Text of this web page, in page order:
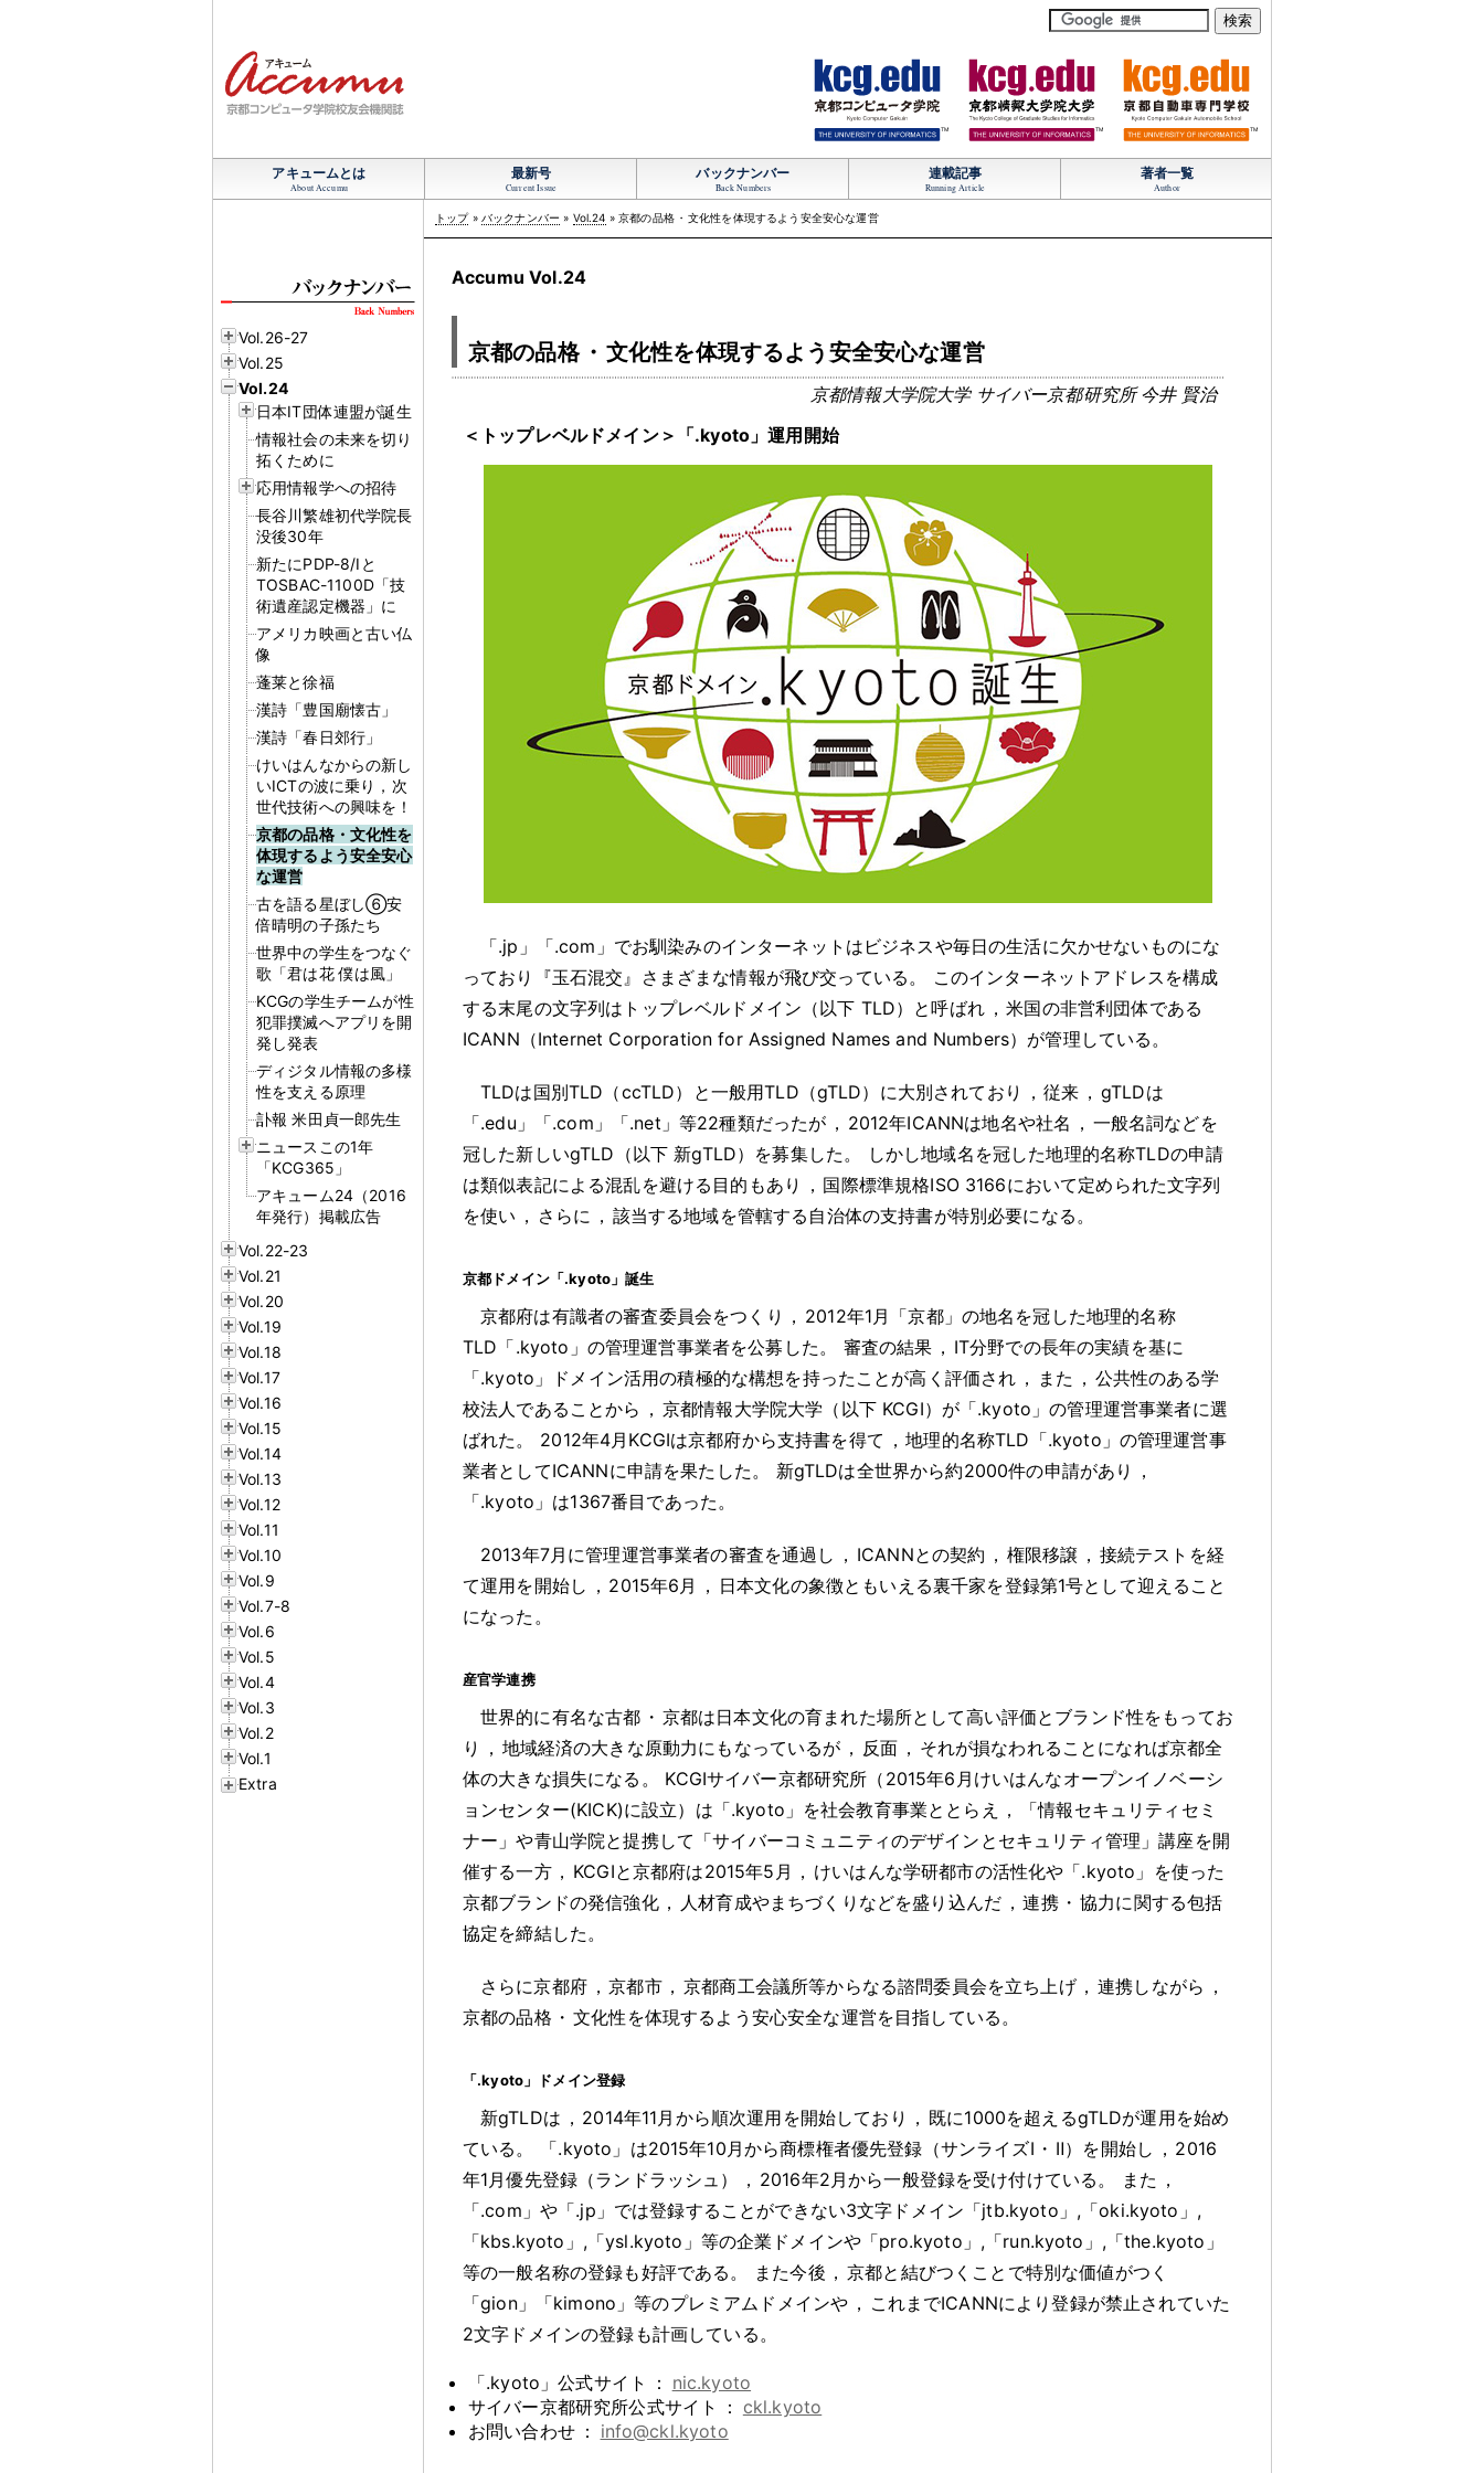
TM TM TM
アキュームとは
About Accumu
最新号
Current Issue
バックナンバー
Back Numbers
連載記事
Running Article
著者一覧
Author
Vol.26-27
Vol.25
Vol.24
日本IT団体連盟が誕生
情報社会の未来を切り
拓くために
応用情報学への招待
長谷川繁雄初代学院長
没後30年
新たにPDP-8/Iと
TOSBAC-1100D「技
術遺産認定機器」に
アメリカ映画と古い仏
像
蓬莱と徐福
漢詩「豊国廟懐古」
漢詩「春日郊行」
けいはんなからの新し
いICTの波に乗り，次
世代技術への興味を！
京都の品格・文化性を
体現するよう安全安心
な運営
古を語る星ぼし⑥安
倍晴明の子孫たち
世界中の学生をつなぐ
歌「君は花 僕は風」
KCGの学生チームが性
犯罪撲滅へアプリを開
発し発表
ディジタル情報の多様
性を支える原理
訃報 米田貞一郎先生
ニュースこの1年
「KCG365」
アキューム24（2016
年発行）掲載広告
Vol.22-23
Vol.21
Vol.20
Vol.19
Vol.18
Vol.17
Vol.16
Vol.15
Vol.14
Vol.13
Vol.12
Vol.11
Vol.10
Vol.9
Vol.7-8
Vol.6
Vol.5
Vol.4
Vol.3
Vol.2
Vol.1
Extra
トップ» バックナンバー » Vol.24 » 京都の品格 ・ 文化性を体現するよう安全安心な運営
Accumu Vol.24
京都の品格 ・ 文化性を体現するよう安全安心な運営
京都情報大学院大学 サイバー京都研究所 今井 賢治
＜トップレベルドメイン＞「.kyoto」運用開始
「.jp」「.com」でお馴染みのインターネットはビジネスや毎日の生活に欠かせないものにな
っており『玉石混交』さまざまな情報が飛び交っている 。
このインターネットアドレスを構成
する末尾の文字列はトップレベルドメイン（以下 TLD）と呼ばれ ， 米国の非営利団体である
ICANN（Internet Corporation for Assigned Names and Numbers）が管理している 。
TLDは国別TLD（ccTLD）と一般用TLD（gTLD）に大別されており ， 従来 ， gTLDは
「.edu」「.com」「.net」等22種類だったが ， 2012年ICANNは地名や社名 ， 一般名詞などを
冠した新しいgTLD（以下 新gTLD）を募集した 。
しかし地域名を冠した地理的名称TLDの申請
は類似表記による混乱を避ける目的もあり
， 国際標準規格ISO 3166において定められた文字列
を使い ， さらに ， 該当する地域を管轄する自治体の支持書が特別必要になる 。
京都ドメイン「.kyoto」誕生
京都府は有識者の審査委員会をつくり ， 2012年1月「京都」の地名を冠した地理的名称
TLD「.kyoto」の管理運営事業者を公募した 。 審査の結果 ， IT分野での長年の実績を基に
「.kyoto」ドメイン活用の積極的な構想を持ったことが高く評価され ， また ， 公共性のある学
校法人であることから ， 京都情報大学院大学（以下 KCGI）が「.kyoto」の管理運営事業者に選
ばれた 。 2012年4月KCGIは京都府から支持書を得て ， 地理的名称TLD「.kyoto」の管理運営事
業者としてICANNに申請を果たした 。 新gTLDは全世界から約2000件の申請があり
，
「.kyoto」は1367番目であった 。
2013年7月に管理運営事業者の審査を通過し ， ICANNとの契約 ， 権限移譲 ， 接続テストを経
て運用を開始し ， 2015年6月 ， 日本文化の象徴ともいえる裏千家を登録第1号として迎えること
になった 。
産官学連携
世界的に有名な古都 ・ 京都は日本文化の育まれた場所として高い評価とブランド性をもってお
り
， 地域経済の大きな原動力にもなっているが ， 反面 ， それが損なわれることになれば京都全
体の大きな損失になる 。
KCGIサイバー京都研究所（2015年6月けいはんなオープンイノベーシ
ョンセンター(KICK)に設立）は「.kyoto」を社会教育事業ととらえ
，
「情報セキュリティセミ
ナー」や青山学院と提携して「サイバーコミュニティのデザインとセキュリティ管理」講座を開
催する一方 ， KCGIと京都府は2015年5月 ， けいはんな学研都市の活性化や「.kyoto」を使った
京都ブランドの発信強化 ， 人材育成やまちづくりなどを盛り込んだ ， 連携 ・ 協力に関する包括
協定を締結した 。
さらに京都府 ， 京都市 ， 京都商工会議所等からなる諮問委員会を立ち上げ ， 連携しながら ，
京都の品格 ・ 文化性を体現するよう安心安全な運営を目指している 。
「.kyoto」ドメイン登録
新gTLDは ， 2014年11月から順次運用を開始しており ， 既に1000を超えるgTLDが運用を始め
ている 。 「.kyoto」は2015年10月から商標権者優先登録（サンライズⅠ ・ Ⅱ）を開始し ， 2016
年1月優先登録（ランドラッシュ）
， 2016年2月から一般登録を受け付けている 。 また ，
「.com」や「.jp」では登録することができない3文字ドメイン「jtb.kyoto」,「oki.kyoto」,
「kbs.kyoto」,「ysl.kyoto」等の企業ドメインや「pro.kyoto」,「run.kyoto」,「the.kyoto」
等の一般名称の登録も好評である 。 また今後 ， 京都と結びつくことで特別な価値がつく
「gion」「kimono」等のプレミアムドメインや ， これまでICANNにより登録が禁止されていた
2文字ドメインの登録も計画している 。
「.kyoto」公式サイト ： nic.kyoto
サイバー京都研究所公式サイト
： ckl.kyoto
お問い合わせ ： info@ckl.kyoto